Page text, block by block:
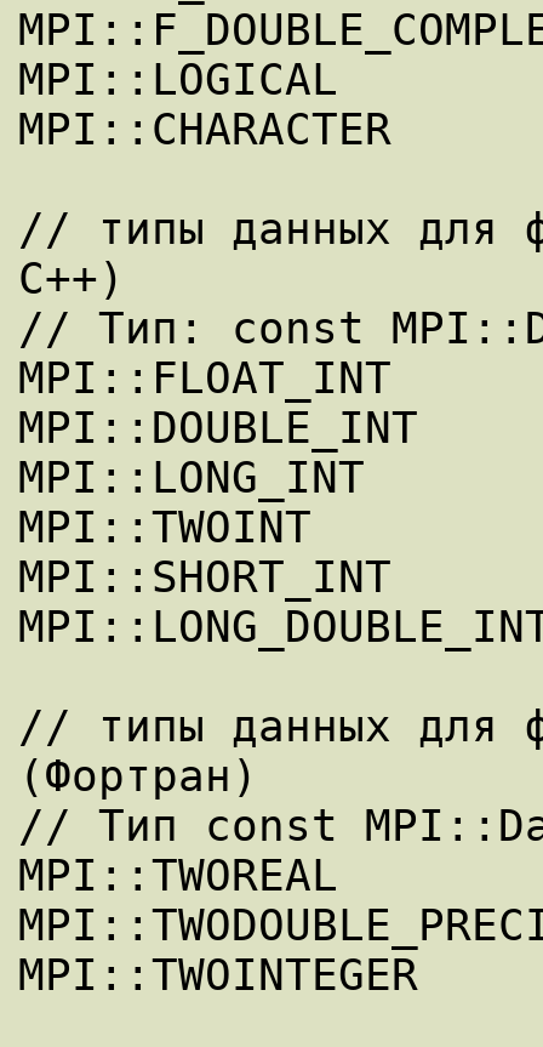
MPI::LOGICAL
MPI::CHARACTER
// типы данных для
C++)
// Тип: const
MPI::FLOAT_INT
MPI::DOUBLE_INT
MPI::LONG_INT
MPI::TWOINT
MPI::SHORT_INT
// типы данных для
(Фортран)
// Тип const
MPI::TWOREAL
MPI::TWOINTEGER